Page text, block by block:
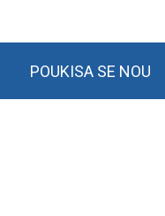
POUKISA SE NOU